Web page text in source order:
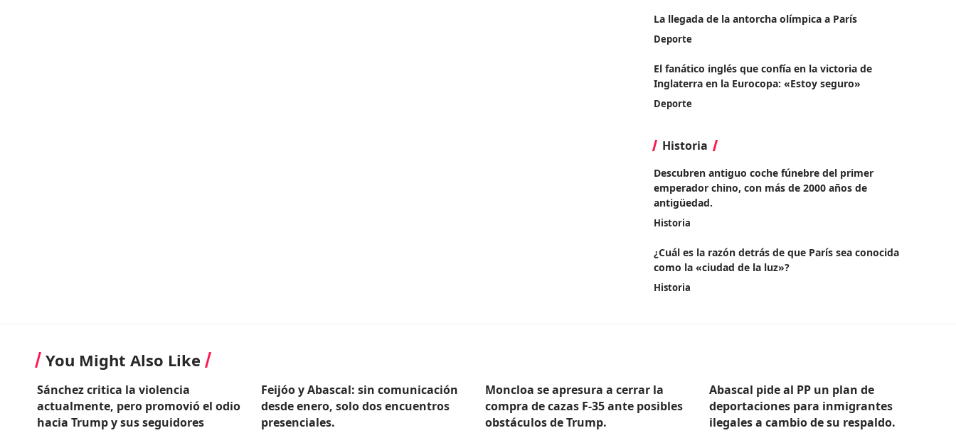
La llegada de la antorcha olímpica a París
Deporte
El fanático inglés que confía en la victoria de
Inglaterra en la Eurocopa: «Estoy seguro»
Deporte
Historia
Descubren antiguo coche fúnebre del primer
emperador chino, con más de 2000 años de
antigüedad.
Historia
¿Cuál es la razón detrás de que París sea conocida
como la «ciudad de la luz»?
Historia
You Might Also Like
Sánchez critica la violencia
actualmente, pero promovió el odio
hacia Trump y sus seguidores
Feijóo y Abascal: sin comunicación
desde enero, solo dos encuentros
presenciales.
Moncloa se apresura a cerrar la
compra de cazas F-35 ante posibles
obstáculos de Trump.
Abascal pide al PP un plan de
deportaciones para inmigrantes
ilegales a cambio de su respaldo.